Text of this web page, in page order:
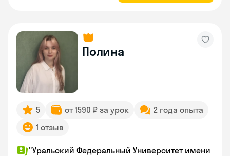
Полина
5 от 1590 ₽ за урок
2 года опыта
1 отзыв
"Уральский Федеральный Университет имени